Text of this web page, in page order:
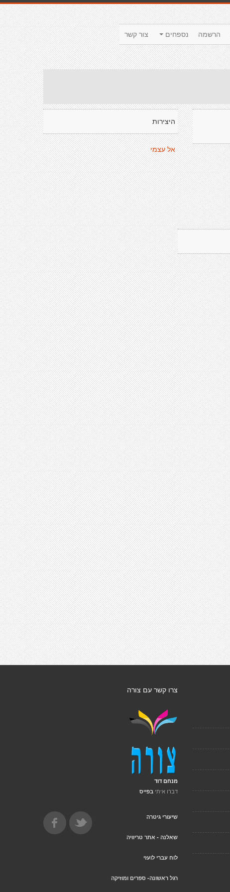
צור קשר נספחים הרשמה
היצירות
אל עצמי
צרו קשר עם צורה
מנחם דוד
דברו איתי בפייס
שיעורי גיטרה
שאלנה - אתר טריוויה
לוח עברי לועזי
רגל ראשונה- ספרים ומוזיקה